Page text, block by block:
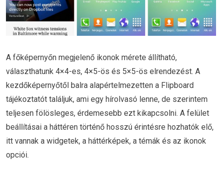
A főképernyőn megjelenő ikonok mérete állítható,
választhatunk 4×4-es, 4×5-ös és 5×5-ös elrendezést. A
kezdőképernyőtől balra alapértelmezetten a Flipboard
tájékoztatót találjuk, ami egy hírolvasó lenne, de szerintem
teljesen fölösleges, érdemesebb ezt kikapcsolni. A felület
beállításai a háttéren történő hosszú érintésre hozhatók elő,
itt vannak a widgetek, a háttérképek, a témák és az ikonok
opciói.